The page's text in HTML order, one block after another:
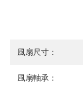
風扇尺寸：
風扇軸承：